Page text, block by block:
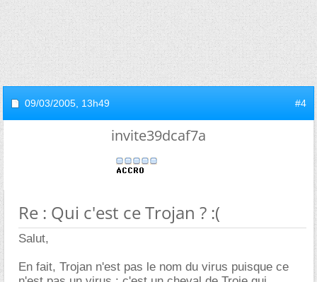
09/03/2005, 13h49 #4
invite39dcaf7a
Re : Qui c'est ce Trojan ? :(
Salut,
En fait, Trojan n'est pas le nom du virus puisque ce